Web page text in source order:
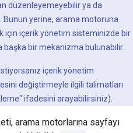
düzenleyemeyebilir ya da
yerine, arama motoruna
için içerik yönetim sisteminizde bir
başka bir mekanizma bulunabilir.
içerik yönetim
değiştirmeyle ilgili talimatları
ifadesini arayabilirsiniz).
arama motorlarına sayfayı